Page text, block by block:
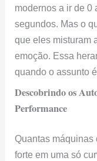
modernos a ir de 0
segundos. Mas o
que eles misturam
emoção. Essa
quando o assunto é
Descobrindo os
Performance
Quantas máquinas
forte em uma só